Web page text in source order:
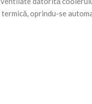
oprindu-se